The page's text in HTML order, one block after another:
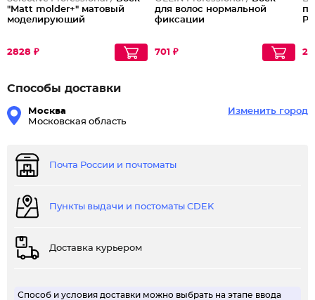
"Matt molder+" матовый
моделирующий
2828 ₽
для волос нормальной
фиксации
701 ₽
Способы доставки
Москва
Московская область
Изменить город
Почта России и почтоматы
Пункты выдачи и постоматы CDEK
Доставка курьером
Способ и условия доставки можно выбрать на этапе ввода